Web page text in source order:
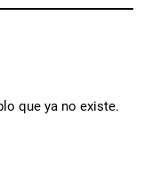
que ya no existe.